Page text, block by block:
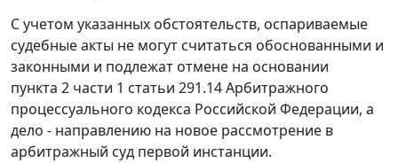
С учетом указанных обстоятельств, оспариваемые
судебные акты не могут считаться обоснованными и
законными и подлежат отмене на основании
пункта 2 части 1 статьи 291.14 Арбитражного
процессуального кодекса Российской Федерации, а
дело - направлению на новое рассмотрение в
арбитражный суд первой инстанции.